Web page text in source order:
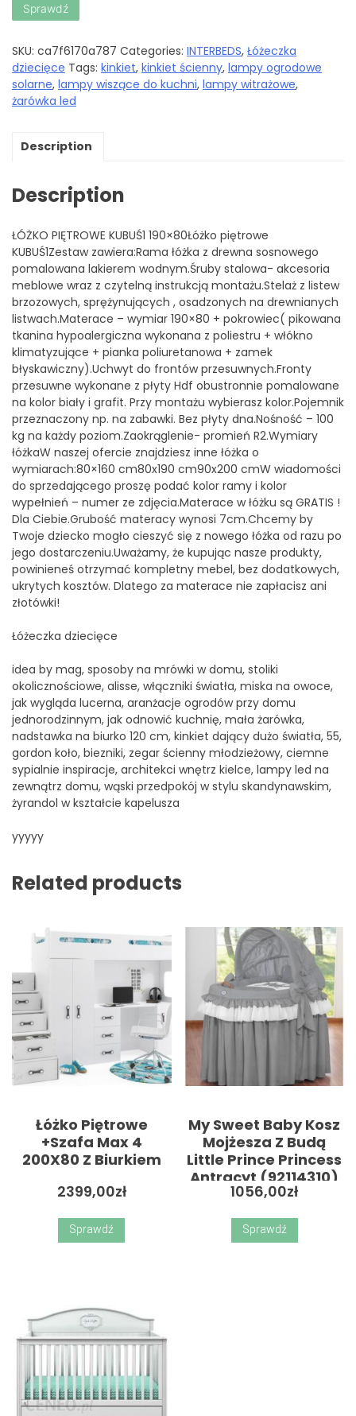
Sprawdź
SKU: ca7f6170a787 Categories: INTERBEDS, Łóżeczka
dziecięce Tags: kinkiet, kinkiet ścienny, lampy ogrodowe
solarne, lampy wiszące do kuchni, lampy witrażowe,
żarówka led
Description
Description
ŁÓŻKO PIĘTROWE KUBUŚ1 190×80Łóżko piętrowe
KUBUŚ1Zestaw zawiera:Rama łóżka z drewna sosnowego
pomalowana lakierem wodnym.Śruby stalowa- akcesoria
meblowe wraz z czytelną instrukcją montażu.Stelaż z listew
brzozowych, sprężynujących , osadzonych na drewnianych
listwach.Materace – wymiar 190×80 + pokrowiec( pikowana
tkanina hypoalergiczna wykonana z poliestru + włókno
klimatyzujące + pianka poliuretanowa + zamek
błyskawiczny).Uchwyt do frontów przesuwnych.Fronty
przesuwne wykonane z płyty Hdf obustronnie pomalowane
na kolor biały i grafit. Przy montażu wybierasz kolor.Pojemnik
przeznaczony np. na zabawki. Bez płyty dna.Nośność – 100
kg na każdy poziom.Zaokrąglenie- promień R2.Wymiary
łóżkaW naszej ofercie znajdziesz inne łóżka o
wymiarach:80×160 cm80x190 cm90x200 cmW wiadomości
do sprzedającego proszę podać kolor ramy i kolor
wypełnień – numer ze zdjęcia.Materace w łóżku są GRATIS !
Dla Ciebie.Grubość materacy wynosi 7cm.Chcemy by
Twoje dziecko mogło cieszyć się z nowego łóżka od razu po
jego dostarczeniu.Uważamy, że kupując nasze produkty,
powinieneś otrzymać kompletny mebel, bez dodatkowych,
ukrytych kosztów. Dlatego za materace nie zapłacisz ani
złotówki!
Łóżeczka dziecięce
idea by mag, sposoby na mrówki w domu, stoliki
okolicznościowe, alisse, włączniki światła, miska na owoce,
jak wygląda lucerna, aranżacje ogrodów przy domu
jednorodzinnym, jak odnowić kuchnię, mała żarówka,
nadstawka na biurko 120 cm, kinkiet dający dużo światła, 55,
gordon koło, biezniki, zegar ścienny młodzieżowy, ciemne
sypialnie inspiracje, architekci wnętrz kielce, lampy led na
zewnątrz domu, wąski przedpokój w stylu skandynawskim,
żyrandol w kształcie kapelusza
yyyyy
Related products
Łóżko Piętrowe
+Szafa Max 4
200X80 Z Biurkiem
2399,00zł
Sprawdź
My Sweet Baby Kosz
Mojżesza Z Budą
Little Prince Princess
Antracyt (92114310)
1056,00zł
Sprawdź